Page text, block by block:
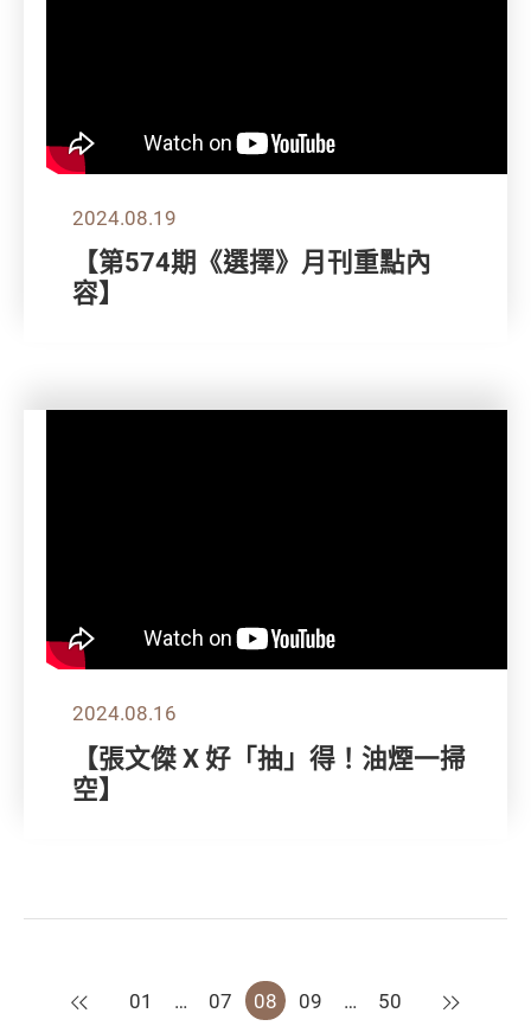
2024.08.19
【第574期《選擇》月刊重點內
容】
2024.08.16
【張文傑 X 好「抽」得！油煙一掃
空】
上一頁
01 … 07 08 09 … 50 下一頁